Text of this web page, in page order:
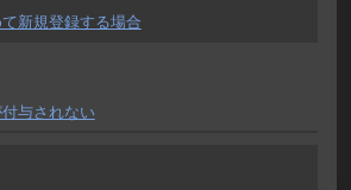
新規登録する場合
与されない